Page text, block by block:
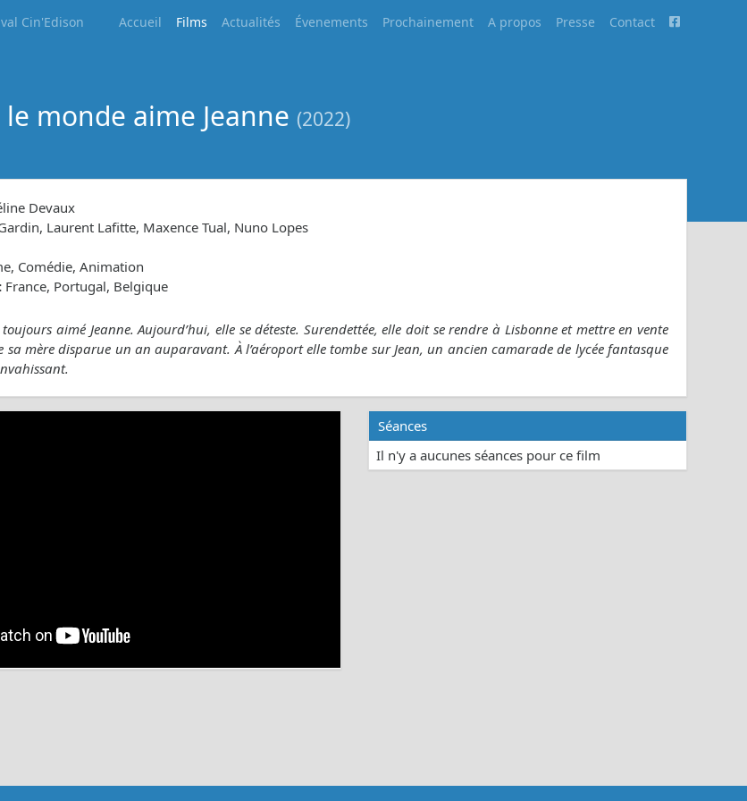
Cin'Edison Accueil Films Actualités Évenements Prochainement A propos Presse Contact
monde aime Jeanne (2022)
Devaux
Laurent Lafitte, Maxence Tual, Nuno Lopes
Comédie, Animation
France, Portugal, Belgique
aimé Jeanne. Aujourd’hui, elle se déteste. Surendettée, elle doit se rendre à Lisbonne et mettre en vente
sa mère disparue un an auparavant. À l’aéroport elle tombe sur Jean, un ancien camarade de lycée fantasque
Séances
Il n'y a aucunes séances pour ce film